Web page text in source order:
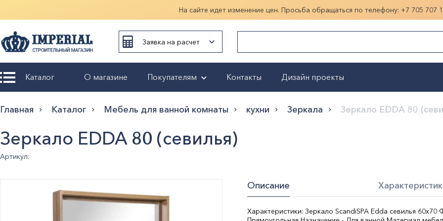
На сайте идет изменение цен. Просьба обращаться по телефону: +7 705 707
Заявка на расчет
Показать больше
Каталог О магазине Покупателям
Возврат и
обмен
Гарантия
Оформление
Контакты Дизайн проекты
Главная Каталог Мебель для ванной комнаты кухни Зеркала Зеркало EDDA 80
Зеркало EDDA 80 (севилья)
Артикул:
Описание
Характеристики: Зеркало ScandiSPA Edda севилья